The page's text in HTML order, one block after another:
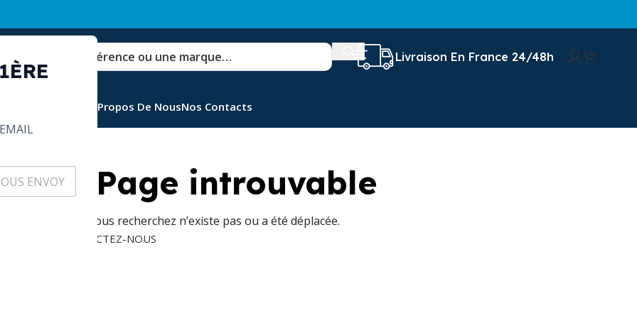
Livraison En France 24/48h
A Propos De NousNos Contacts
! Page introuvable
La page que vous recherchez n’existe pas ou a été déplacée.
CONTACTEZ-NOUS